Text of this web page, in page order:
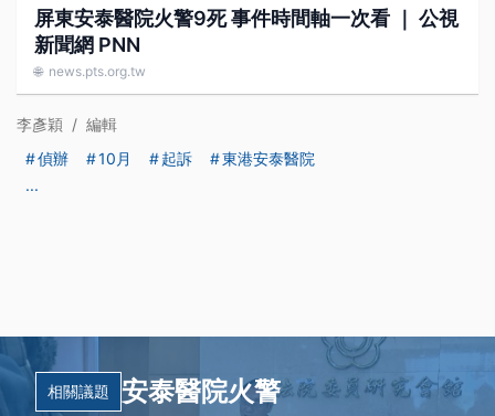
屏東安泰醫院火警9死 事件時間軸一次看 ｜ 公視
新聞網 PNN
🌐 news.pts.org.tw
李彥穎 / 編輯
偵辦
10月 起訴
東港安泰醫院
...
相關議題 安泰醫院火警